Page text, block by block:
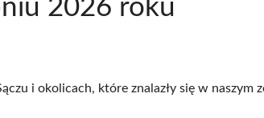
2026 roku
i okolicach, które znalazły się w naszym